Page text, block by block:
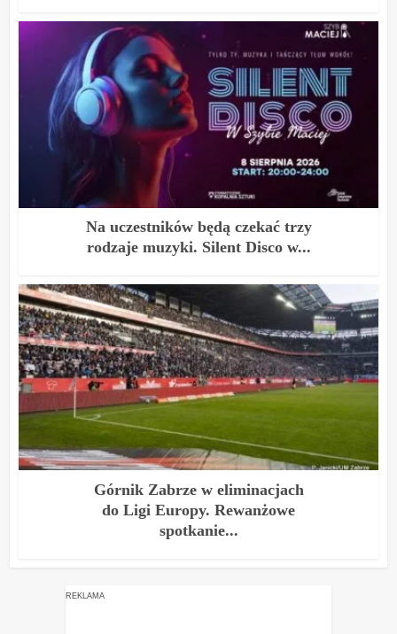
Na uczestników będą czekać trzy
rodzaje muzyki. Silent Disco w...
Górnik Zabrze w eliminacjach
do Ligi Europy. Rewanżowe
spotkanie...
REKLAMA